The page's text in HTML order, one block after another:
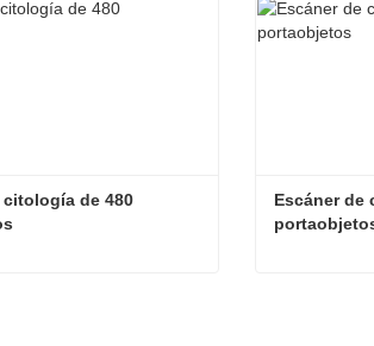
citología de 480
Escáner de